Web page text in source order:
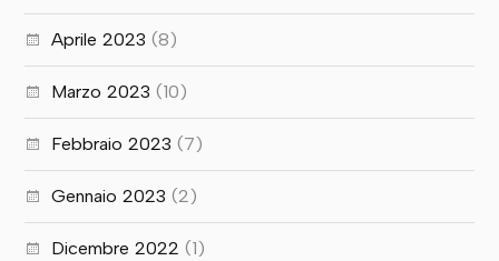
Aprile 2023 (8)
Marzo 2023 (10)
Febbraio 2023 (7)
Gennaio 2023 (2)
Dicembre 2022 (1)